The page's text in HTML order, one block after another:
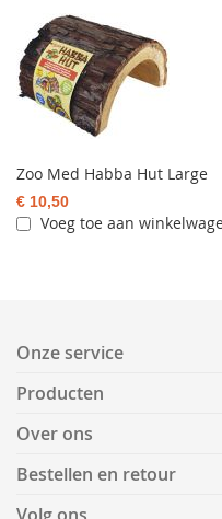
Zoo Med Habba Hut Large
€ 10,50
Voeg toe aan
Onze service
Producten
Over ons
Bestellen en retour